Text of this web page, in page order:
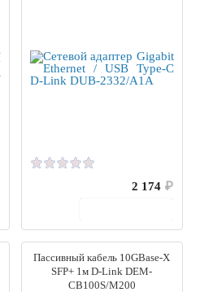
2 174 ₽
Пассивный кабель 10GBase-X
SFP+ 1м D-Link DEM-
CB100S/M200